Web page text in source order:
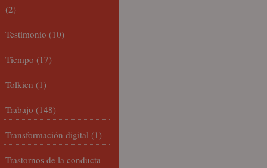
(2)
Testimonio (10)
Tiempo (17)
Tolkien (1)
Trabajo (148)
Transformación digital (1)
Trastornos de la conducta